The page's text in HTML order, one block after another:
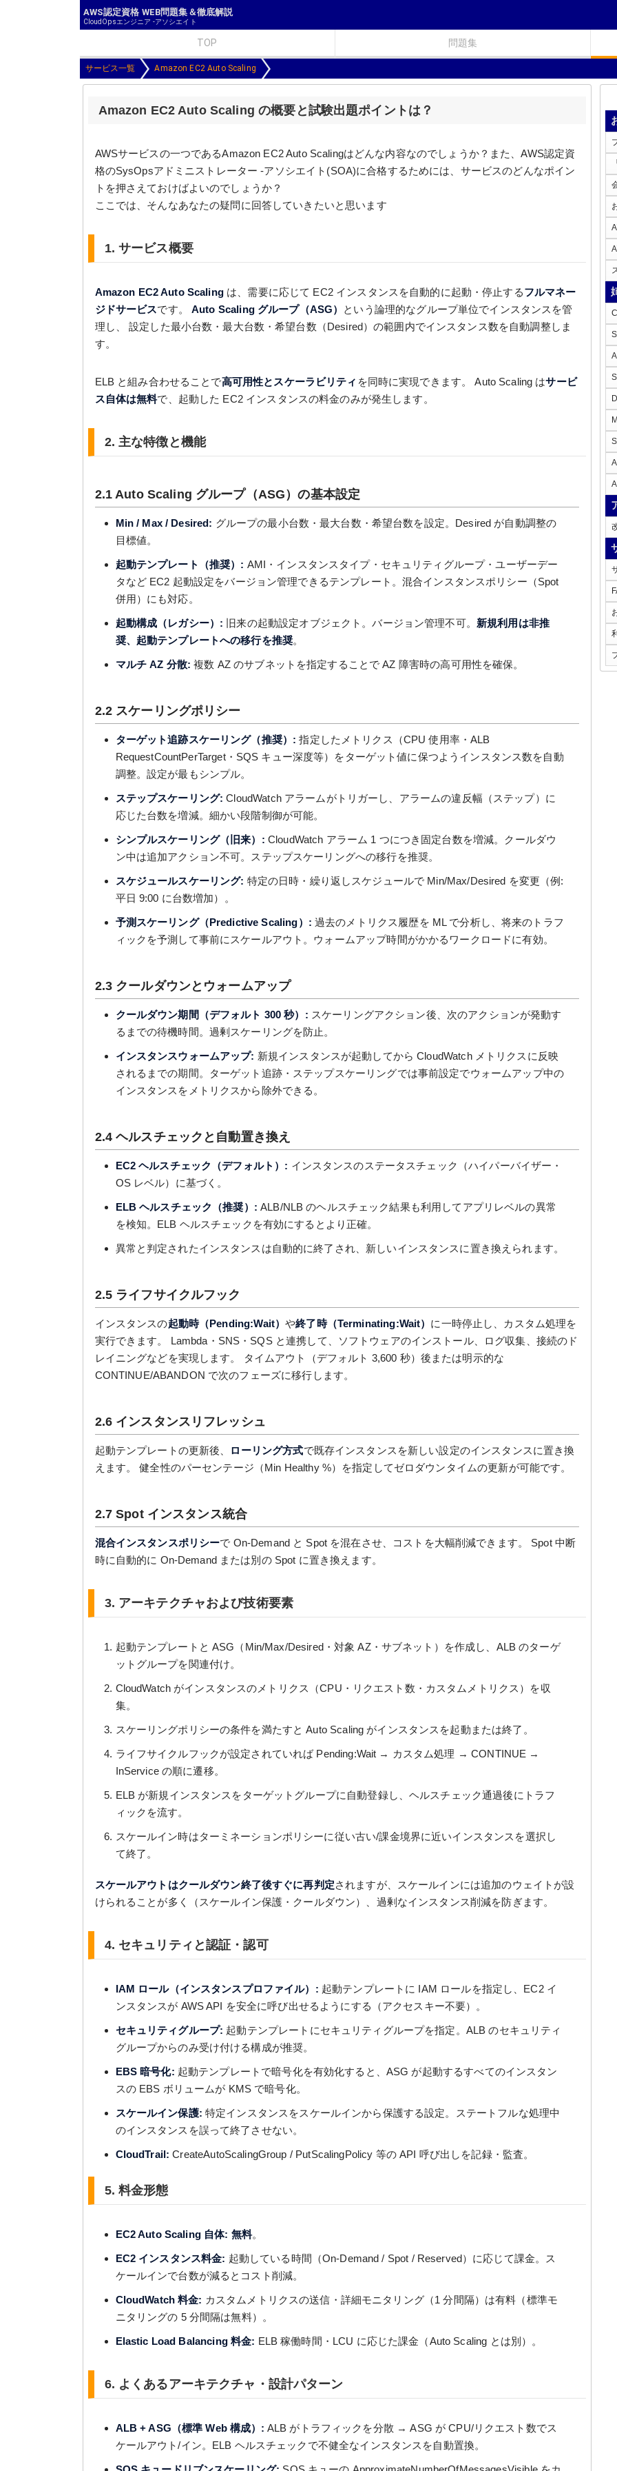
AWS認定資格 WEB問題集＆徹底解説
CloudOpsエンジニア -アソシエイト
TOP 問題集
サービス一覧 Amazon EC2 Auto Scaling
Amazon EC2 Auto Scaling の概要と試験出題ポイントは？
AWSサービスの一つであるAmazon EC2 Auto Scalingはどんな内容なのでしょうか？また、AWS認定資
格のSysOpsアドミニストレーター -アソシエイト(SOA)に合格するためには、サービスのどんなポイン
トを押さえておけばよいのでしょうか？
ここでは、そんなあなたの疑問に回答していきたいと思います
1. サービス概要
Amazon EC2 Auto Scalingは、需要に応じて EC2 インスタンスを自動的に起動・停止するフルマネー
ジドサービスです。Auto Scaling グループ（ASG） という論理的なグループ単位でインスタンスを管
理し、 設定した最小台数・最大台数・希望台数（Desired）の範囲内でインスタンス数を自動調整しま
す。
ELB と組み合わせることで高可用性とスケーラビリティ を同時に実現できます。 Auto Scaling はサービ
ス自体は無料で、起動した EC2 インスタンスの料金のみが発生します。
2. 主な特徴と機能
2.1 Auto Scaling グループ（ASG）の基本設定
Min / Max / Desired: グループの最小台数・最大台数・希望台数を設定。Desired が自動調整の
目標値。
起動テンプレート（推奨）: AMI・インスタンスタイプ・セキュリティグループ・ユーザーデー
タなど EC2 起動設定をバージョン管理できるテンプレート。混合インスタンスポリシー（Spot
併用）にも対応。
起動構成（レガシー）: 旧来の起動設定オブジェクト。バージョン管理不可。 新規利用は非推
奨、起動テンプレートへの移行を推奨。
マルチ AZ 分散: 複数 AZ のサブネットを指定することで AZ 障害時の高可用性を確保。
2.2 スケーリングポリシー
ターゲット追跡スケーリング（推奨）: 指定したメトリクス（CPU 使用率・ALB
RequestCountPerTarget・SQS キュー深度等）をターゲット値に保つようインスタンス数を自動
調整。設定が最もシンプル。
ステップスケーリング: CloudWatch アラームがトリガーし、アラームの違反幅（ステップ）に
応じた台数を増減。細かい段階制御が可能。
シンプルスケーリング（旧来）: CloudWatch アラーム 1 つにつき固定台数を増減。クールダウ
ン中は追加アクション不可。ステップスケーリングへの移行を推奨。
スケジュールスケーリング: 特定の日時・繰り返しスケジュールで Min/Max/Desired を変更（例:
平日 9:00 に台数増加）。
予測スケーリング（Predictive Scaling）: 過去のメトリクス履歴を ML で分析し、将来のトラフ
ィックを予測して事前にスケールアウト。ウォームアップ時間がかかるワークロードに有効。
2.3 クールダウンとウォームアップ
クールダウン期間（デフォルト 300 秒）: スケーリングアクション後、次のアクションが発動す
るまでの待機時間。過剰スケーリングを防止。
インスタンスウォームアップ: 新規インスタンスが起動してから CloudWatch メトリクスに反映
されるまでの期間。ターゲット追跡・ステップスケーリングでは事前設定でウォームアップ中の
インスタンスをメトリクスから除外できる。
2.4 ヘルスチェックと自動置き換え
EC2 ヘルスチェック（デフォルト）: インスタンスのステータスチェック（ハイパーバイザー・
OS レベル）に基づく。
ELB ヘルスチェック（推奨）: ALB/NLB のヘルスチェック結果も利用してアプリレベルの異常
を検知。ELB ヘルスチェックを有効にするとより正確。
異常と判定されたインスタンスは自動的に終了され、新しいインスタンスに置き換えられます。
2.5 ライフサイクルフック
インスタンスの起動時（Pending:Wait）や終了時（Terminating:Wait） に一時停止し、カスタム処理を
実行できます。 Lambda・SNS・SQS と連携して、ソフトウェアのインストール、ログ収集、接続のド
レイニングなどを実現します。 タイムアウト（デフォルト 3,600 秒）後または明示的な
CONTINUE/ABANDON で次のフェーズに移行します。
2.6 インスタンスリフレッシュ
起動テンプレートの更新後、 ローリング方式で既存インスタンスを新しい設定のインスタンスに置き換
えます。 健全性のパーセンテージ（Min Healthy %）を指定してゼロダウンタイムの更新が可能です。
2.7 Spot インスタンス統合
混合インスタンスポリシーで On-Demand と Spot を混在させ、コストを大幅削減できます。 Spot 中断
時に自動的に On-Demand または別の Spot に置き換えます。
3. アーキテクチャおよび技術要素
起動テンプレートと ASG（Min/Max/Desired・対象 AZ・サブネット）を作成し、ALB のターゲ
ットグループを関連付け。
CloudWatch がインスタンスのメトリクス（CPU・リクエスト数・カスタムメトリクス）を収
集。
スケーリングポリシーの条件を満たすと Auto Scaling がインスタンスを起動または終了。
ライフサイクルフックが設定されていれば Pending:Wait → カスタム処理 → CONTINUE →
InService の順に遷移。
ELB が新規インスタンスをターゲットグループに自動登録し、ヘルスチェック通過後にトラフ
ィックを流す。
スケールイン時はターミネーションポリシーに従い古い/課金境界に近いインスタンスを選択し
て終了。
スケールアウトはクールダウン終了後すぐに再判定されますが、スケールインには追加のウェイトが設
けられることが多く（スケールイン保護・クールダウン）、過剰なインスタンス削減を防ぎます。
4. セキュリティと認証・認可
IAM ロール（インスタンスプロファイル）: 起動テンプレートに IAM ロールを指定し、EC2 イ
ンスタンスが AWS API を安全に呼び出せるようにする（アクセスキー不要）。
セキュリティグループ: 起動テンプレートにセキュリティグループを指定。ALB のセキュリティ
グループからのみ受け付ける構成が推奨。
EBS 暗号化: 起動テンプレートで暗号化を有効化すると、ASG が起動するすべてのインスタン
スの EBS ボリュームが KMS で暗号化。
スケールイン保護: 特定インスタンスをスケールインから保護する設定。ステートフルな処理中
のインスタンスを誤って終了させない。
CloudTrail: CreateAutoScalingGroup / PutScalingPolicy 等の API 呼び出しを記録・監査。
5. 料金形態
EC2 Auto Scaling 自体: 無料。
EC2 インスタンス料金: 起動している時間（On-Demand / Spot / Reserved）に応じて課金。ス
ケールインで台数が減るとコスト削減。
CloudWatch 料金: カスタムメトリクスの送信・詳細モニタリング（1 分間隔）は有料（標準モ
ニタリングの 5 分間隔は無料）。
Elastic Load Balancing 料金: ELB 稼働時間・LCU に応じた課金（Auto Scaling とは別）。
6. よくあるアーキテクチャ・設計パターン
ALB + ASG（標準 Web 構成）: ALB がトラフィックを分散 → ASG が CPU/リクエスト数でス
ケールアウト/イン。ELB ヘルスチェックで不健全なインスタンスを自動置換。